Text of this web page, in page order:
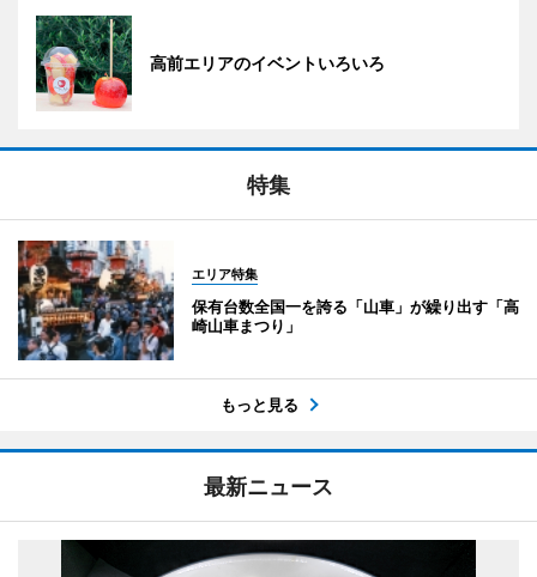
高前エリアのイベントいろいろ
特集
エリア特集
保有台数全国一を誇る「山車」が繰り出す「高
崎山車まつり」
もっと見る
最新ニュース